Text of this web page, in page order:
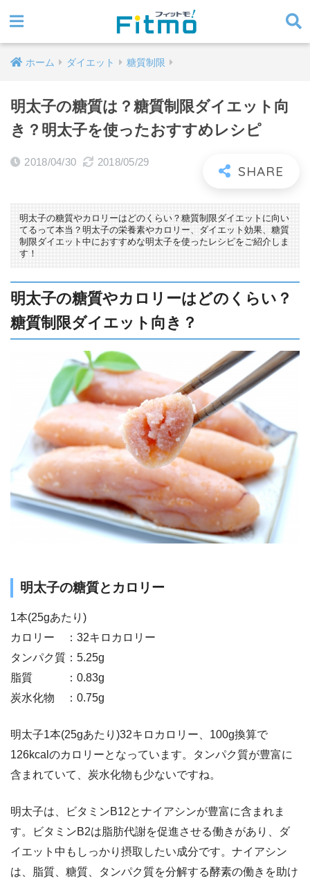
ホーム ダイエット 糖質制限
明太子の糖質は？糖質制限ダイエット向
き？明太子を使ったおすすめレシピ
2018/04/30 2018/05/29
明太子の糖質やカロリーはどのくらい？糖質制限ダイエットに向い
てるって本当？明太子の栄養素やカロリー、ダイエット効果、糖質
制限ダイエット中におすすめな明太子を使ったレシピをご紹介しま
す！
明太子の糖質やカロリーはどのくらい？
糖質制限ダイエット向き？
明太子の糖質とカロリー
1本(25gあたり)
カロリー ：32キロカロリー
タンパク質：5.25g
脂質 ：0.83g
炭水化物 ：0.75g
明太子1本(25gあたり)32キロカロリー、100g換算で
126kcalのカロリーとなっています。タンパク質が豊富に
含まれていて、炭水化物も少ないですね。
明太子は、ビタミンB12とナイアシンが豊富に含まれま
す。ビタミンB2は脂肪代謝を促進させる働きがあり、ダ
イエット中もしっかり摂取したい成分です。ナイアシン
は、脂質、糖質、タンパク質を分解する酵素の働きを助け